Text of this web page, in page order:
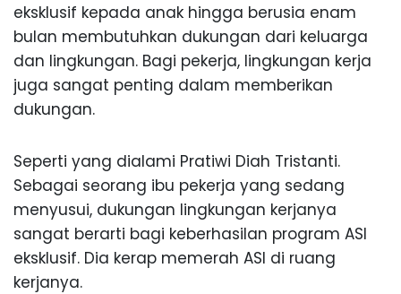
eksklusif kepada anak hingga berusia enam
bulan membutuhkan dukungan dari keluarga
dan lingkungan. Bagi pekerja, lingkungan kerja
juga sangat penting dalam memberikan
dukungan.
Seperti yang dialami Pratiwi Diah Tristanti.
Sebagai seorang ibu pekerja yang sedang
menyusui, dukungan lingkungan kerjanya
sangat berarti bagi keberhasilan program ASI
eksklusif. Dia kerap memerah ASI di ruang
kerjanya.